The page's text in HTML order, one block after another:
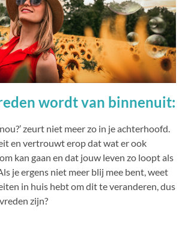
wordt van binnenuit:
zeurt niet meer zo in je achterhoofd.
en vertrouwt erop dat wat er ook
kan gaan en dat jouw leven zo loopt als
je ergens niet meer blij mee bent, weet
in huis hebt om dit te veranderen, dus
zijn?